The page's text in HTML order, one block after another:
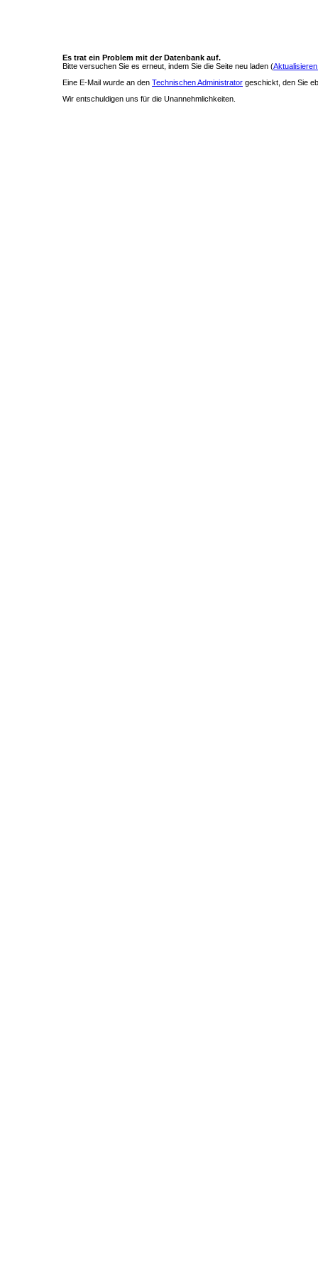
Es trat ein Problem mit der Datenbank auf.
Bitte versuchen Sie es erneut, indem Sie die Seite neu laden (
Eine E-Mail wurde an den Technischen Administrator geschickt, den Sie
Wir entschuldigen uns für die Unannehmlichkeiten.